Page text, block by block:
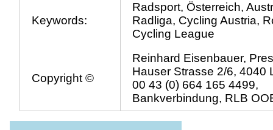
Keywords:
Radsport, Österreich,
Radliga, Cycling Austria,
Cycling League
Copyright ©
Reinhard Eisenbauer,
Hauser Strasse 2/6, 4040
00 43 (0) 664 165 4499,
Bankverbindung, RLB